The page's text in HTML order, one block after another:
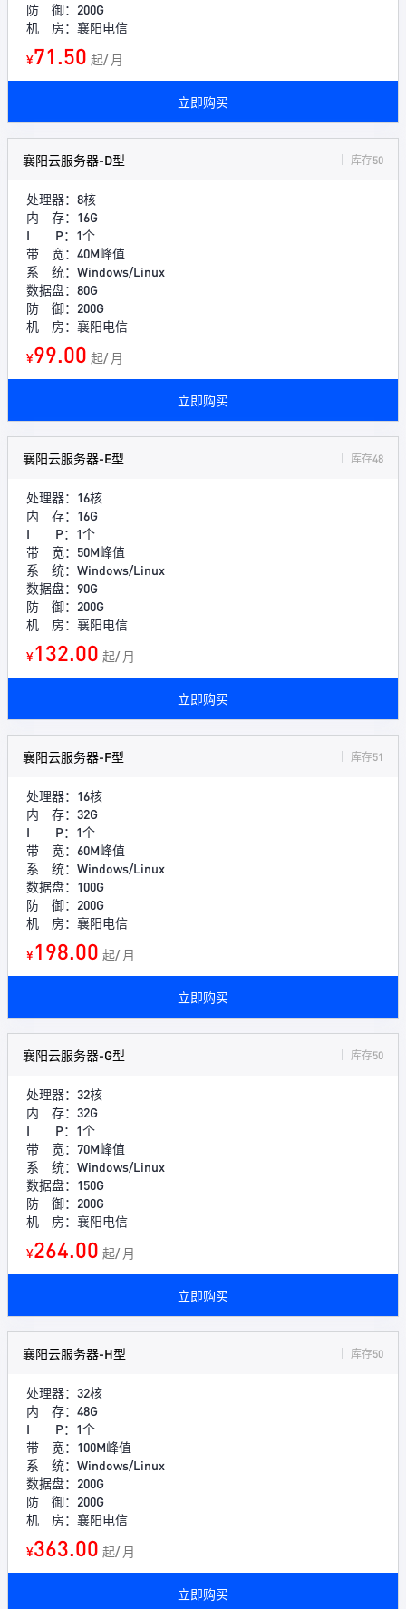
防 御：200G
机 房：襄阳电信
¥71.50 起/ 月
立即购买
襄阳云服务器-D型 库存50
处理器：8核
内 存：16G
I P：1个
带 宽：40M峰值
系 统：Windows/Linux
数据盘：80G
防 御：200G
机 房：襄阳电信
¥99.00 起/ 月
立即购买
襄阳云服务器-E型 库存48
处理器：16核
内 存：16G
I P：1个
带 宽：50M峰值
系 统：Windows/Linux
数据盘：90G
防 御：200G
机 房：襄阳电信
¥132.00 起/ 月
立即购买
襄阳云服务器-F型 库存51
处理器：16核
内 存：32G
I P：1个
带 宽：60M峰值
系 统：Windows/Linux
数据盘：100G
防 御：200G
机 房：襄阳电信
¥198.00 起/ 月
立即购买
襄阳云服务器-G型 库存50
处理器：32核
内 存：32G
I P：1个
带 宽：70M峰值
系 统：Windows/Linux
数据盘：150G
防 御：200G
机 房：襄阳电信
¥264.00 起/ 月
立即购买
襄阳云服务器-H型 库存50
处理器：32核
内 存：48G
I P：1个
带 宽：100M峰值
系 统：Windows/Linux
数据盘：200G
防 御：200G
机 房：襄阳电信
¥363.00 起/ 月
立即购买